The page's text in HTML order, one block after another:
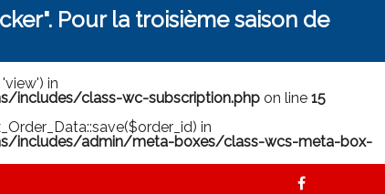
Pour la troisième saison de
in
includes/class-wc-subscription.php on line 15
in
includes/admin/meta-boxes/class-wcs-meta-box-